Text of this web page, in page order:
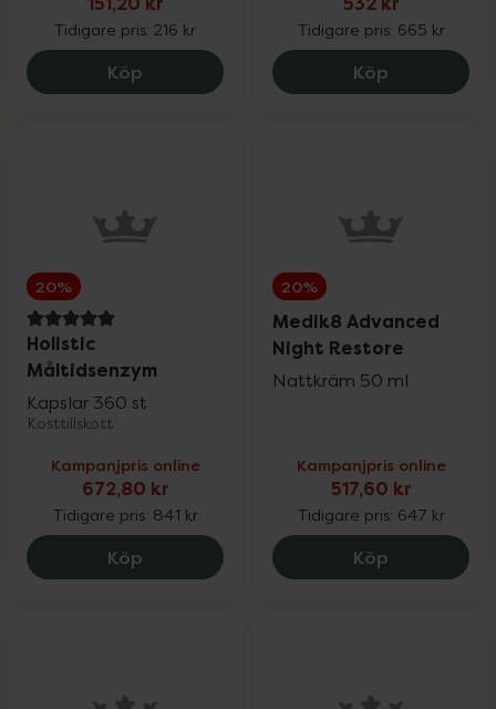
Solskydd Upp till 30%
Kosttillskott
Vårt eget varumärke
Hårvård Upp till 25%
Mun- & tandvård
Sår, bett & stick Upp till 30%
Tidigare pris: 216 kr
Köp La Roche-Posay Anthelios Uvmune
Tidigare pris: 665 kr
Köp Priorin
20%
5 av 5 i omdöme
Holistic
Måltidsenzym
Kapslar 360 st
Kosttillskott
Kampanjpris online
672,80 kr
Tidigare pris: 841 kr
Köp Holistic Måltidsenzym, 672.8 kr.
20%
Medik8 Advanced
Night Restore
Nattkräm 50 ml
Kampanjpris online
517,60 kr
Tidigare pris: 647 kr
Köp Medik8